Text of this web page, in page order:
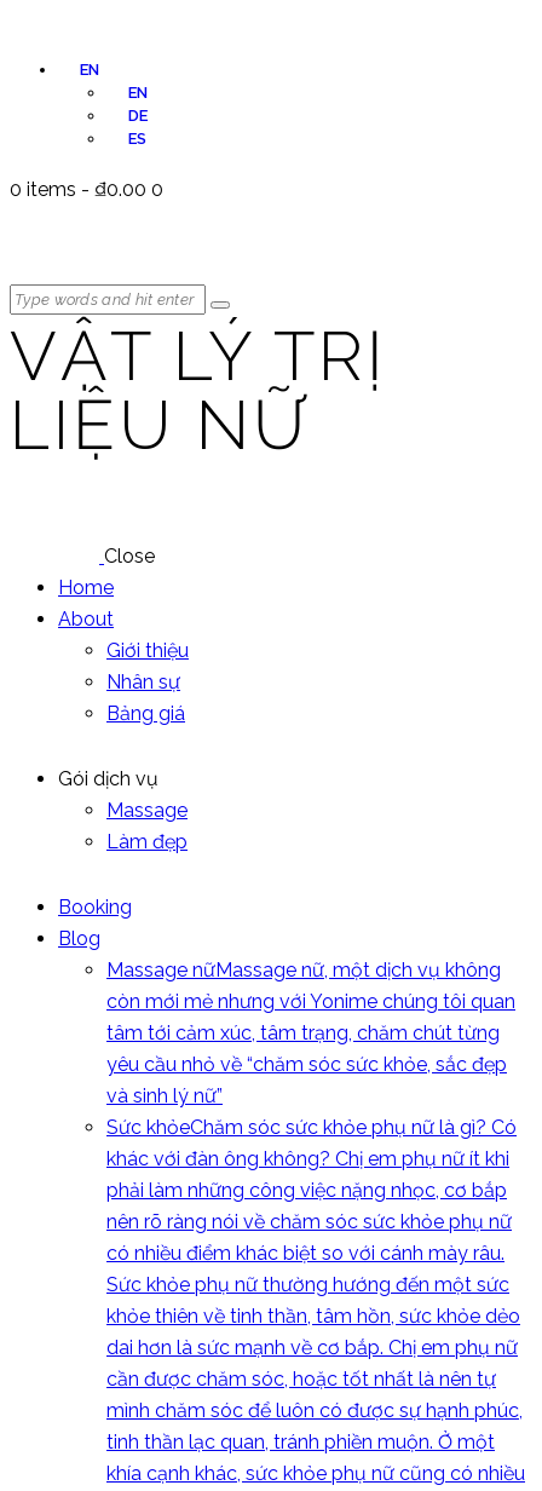
EN
EN
DE
ES
0 items - ₫0.00 0
VẬT LÝ TRỊ
LIỆU NỮ
Close
Home
About
Giới thiệu
Nhân sự
Bảng giá
Gói dịch vụ
Massage
Làm đẹp
Booking
Blog
Massage nữMassage nữ, một dịch vụ không
còn mới mẻ nhưng với Yonime chúng tôi quan
tâm tới cảm xúc, tâm trạng, chăm chút từng
yêu cầu nhỏ về “chăm sóc sức khỏe, sắc đẹp
và sinh lý nữ”
Sức khỏeChăm sóc sức khỏe phụ nữ là gì? Có
khác với đàn ông không? Chị em phụ nữ ít khi
phải làm những công việc nặng nhọc, cơ bắp
nên rõ ràng nói về chăm sóc sức khỏe phụ nữ
có nhiều điểm khác biệt so với cánh mày râu.
Sức khỏe phụ nữ thường hướng đến một sức
khỏe thiên về tinh thần, tâm hồn, sức khỏe dẻo
dai hơn là sức mạnh về cơ bắp. Chị em phụ nữ
cần được chăm sóc, hoặc tốt nhất là nên tự
mình chăm sóc để luôn có được sự hạnh phúc,
tinh thần lạc quan, tránh phiền muộn. Ở một
khía cạnh khác, sức khỏe phụ nữ cũng có nhiều